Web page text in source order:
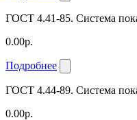
ГОСТ 4.41-85. Система
0.00р.
Подробнее
ГОСТ 4.44-89. Система
0.00р.